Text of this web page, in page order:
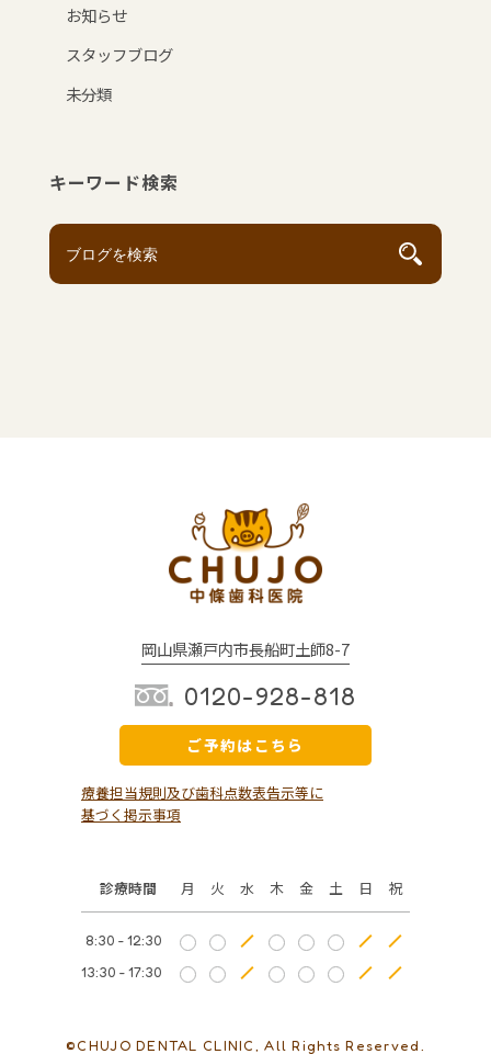
お知らせ
スタッフブログ
未分類
キーワード検索
岡山県瀬戸内市長船町土師8-7
0120-928-818
ご予約はこちら
診療時間 月 火 水 木 金 土 日 祝
8:30 - 12:30
13:30 - 17:30
療養担当規則及び歯科点数表告示等に
基づく掲示事項
©CHUJO DENTAL CLINIC, All Rights Reserved.